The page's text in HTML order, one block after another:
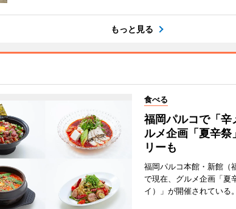
もっと見る
食べる
福岡パルコで「辛
ルメ企画「夏辛
リーも
福岡パルコ本館・新館（
で現在、グルメ企画「夏
イ）」が開催されている。